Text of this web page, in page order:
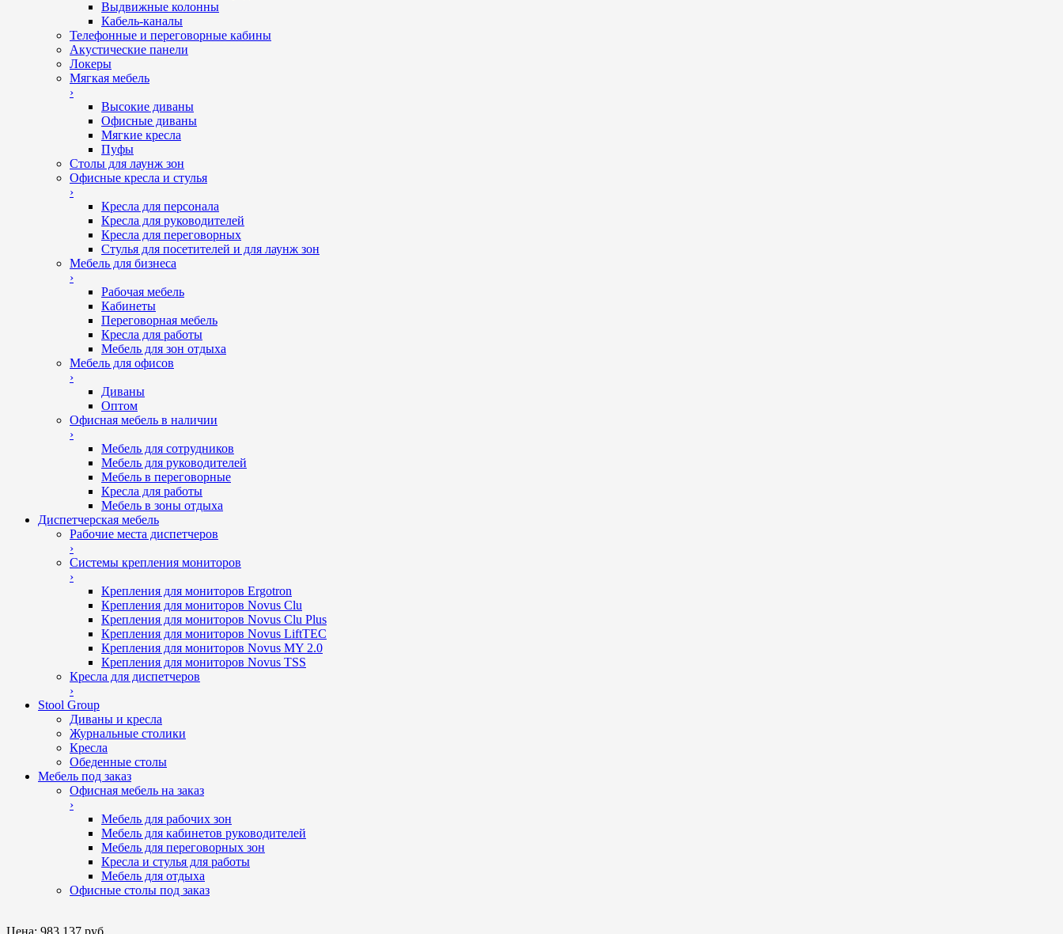
Выдвижные колонны
Кабель-каналы
Телефонные и переговорные кабины
Акустические панели
Локеры
Мягкая мебель
›
Высокие диваны
Офисные диваны
Мягкие кресла
Пуфы
Столы для лаунж зон
Офисные кресла и стулья
›
Кресла для персонала
Кресла для руководителей
Кресла для переговорных
Стулья для посетителей и для лаунж зон
Мебель для бизнеса
›
Рабочая мебель
Кабинеты
Переговорная мебель
Кресла для работы
Мебель для зон отдыха
Мебель для офисов
›
Диваны
Оптом
Офисная мебель в наличии
›
Мебель для сотрудников
Мебель для руководителей
Мебель в переговорные
Кресла для работы
Мебель в зоны отдыха
Диспетчерская мебель
Рабочие места диспетчеров
›
Системы крепления мониторов
›
Крепления для мониторов Ergotron
Крепления для мониторов Novus Clu
Крепления для мониторов Novus Clu Plus
Крепления для мониторов Novus LiftTEC
Крепления для мониторов Novus MY 2.0
Крепления для мониторов Novus TSS
Кресла для диспетчеров
›
Stool Group
Диваны и кресла
Журнальные столики
Кресла
Обеденные столы
Мебель под заказ
Офисная мебель на заказ
›
Мебель для рабочих зон
Мебель для кабинетов руководителей
Мебель для переговорных зон
Кресла и стулья для работы
Мебель для отдыха
Офисные столы под заказ
Цена: 983 137 руб.